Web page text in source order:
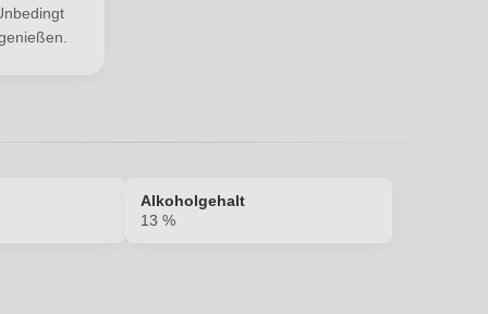
Alkoholgehalt
13 %